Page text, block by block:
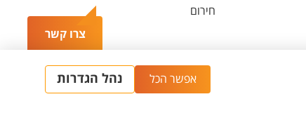
צרו קשר
חירום